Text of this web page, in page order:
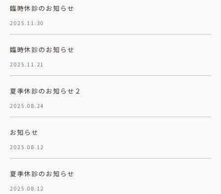
臨時休診のお知らせ
2025.11.30
臨時休診のお知らせ
2025.11.21
夏季休診のお知らせ２
2025.08.24
お知らせ
2025.08.12
夏季休診のお知らせ
2025.08.12